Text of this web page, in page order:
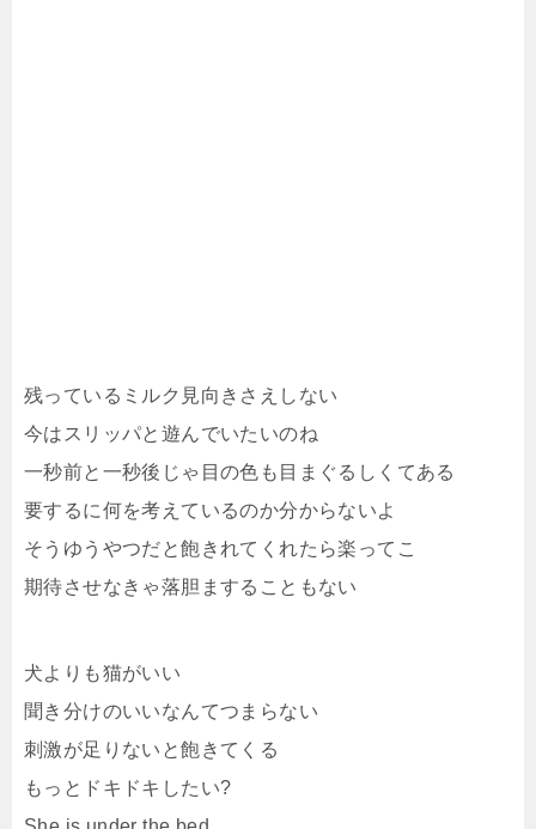
残っているミルク見向きさえしない
今はスリッパと遊んでいたいのね
一秒前と一秒後じゃ目の色も目まぐるしくてある
要するに何を考えているのか分からないよ
そうゆうやつだと飽きれてくれたら楽ってこ
期待させなきゃ落胆ますることもない
犬よりも猫がいい
聞き分けのいいなんてつまらない
刺激が足りないと飽きてくる
もっとドキドキしたい?